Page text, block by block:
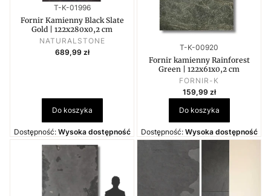
Kod produktu
T-K-01996
Fornir Kamienny Black Slate
Gold | 122x280x0,2 cm
PRODUCENT
NATURALSTONE
Cena
689,99 zł
Do koszyka
Dostępność: Wysoka dostępność
Kod produktu
T-K-00920
Fornir kamienny Rainforest
Green | 122x61x0,2 cm
PRODUCENT
FORNIR-K
Cena
159,99 zł
Do koszyka
Dostępność: Wysoka dostępność